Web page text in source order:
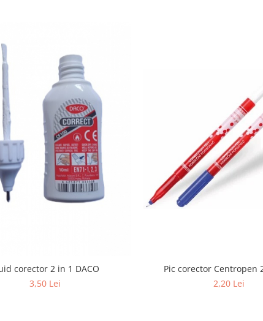
corector 2 in 1 DACO
3,50 Lei
Pic corector Centropen
2,20 Lei